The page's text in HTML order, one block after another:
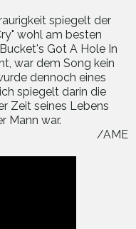
spiegelt der
wohl am besten
Got A Hole In
war dem Song kein
dennoch eines
spiegelt darin die
Zeit seines Lebens
Mann war.
/AME